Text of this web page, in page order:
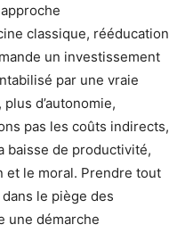
classique, rééducation
un investissement
par une vraie
d’autonomie,
pas les coûts indirects,
baisse de productivité,
et le moral. Prendre tout
le piège des
une démarche